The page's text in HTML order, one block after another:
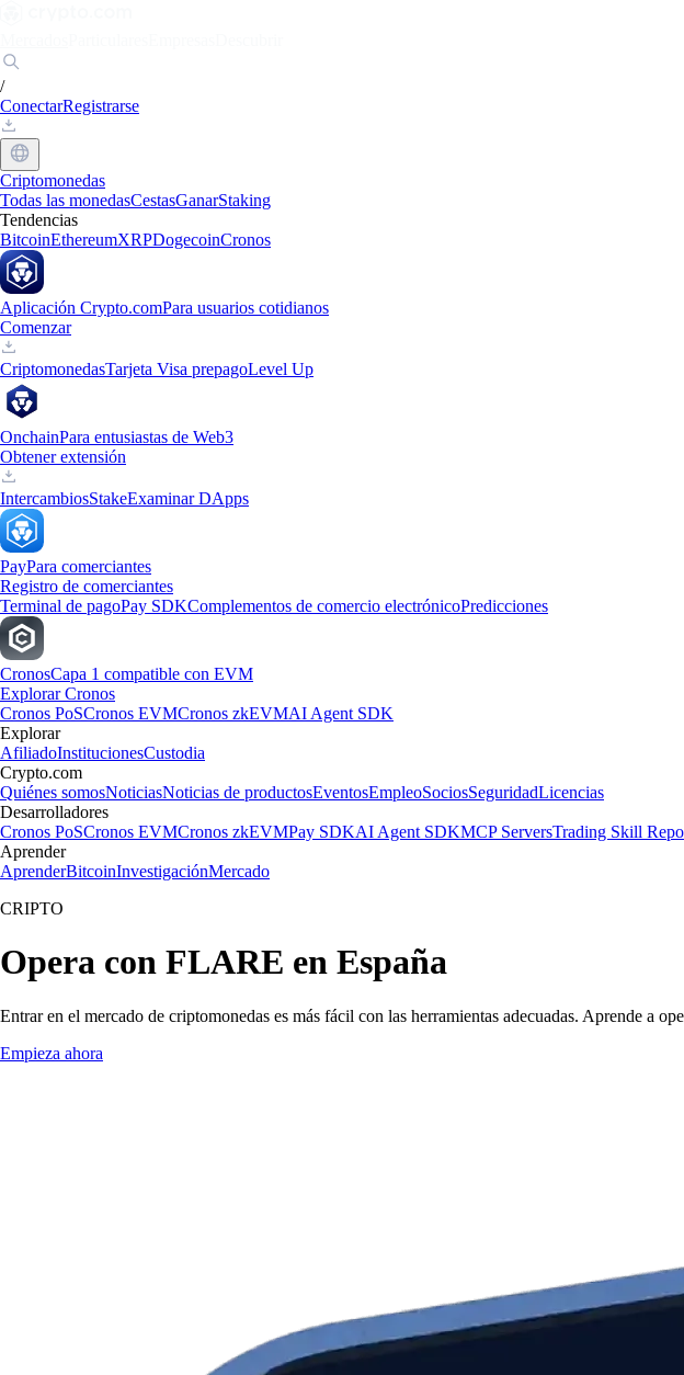
/
ConectarRegistrarse
Criptomonedas
Todas las monedasCestasGanarStaking
Tendencias
BitcoinEthereumXRPDogecoinCronos
Aplicación Crypto.comPara usuarios cotidianos
Comenzar
CriptomonedasTarjeta Visa prepagoLevel Up
OnchainPara entusiastas de Web3
Obtener extensión
IntercambiosStakeExaminar DApps
PayPara comerciantes
Registro de comerciantes
Terminal de pagoPay SDKComplementos de comercio electrónicoPredicciones
CronosCapa 1 compatible con EVM
Explorar Cronos
Cronos PoSCronos EVMCronos zkEVMAI Agent SDK
Explorar
AfiliadoInstitucionesCustodia
Crypto.com
Quiénes somosNoticiasNoticias de productosEventosEmpleoSociosSeguridadLicencias
Desarrolladores
Cronos PoSCronos EVMCronos zkEVMPay SDKAI Agent SDKMCP ServersTrading Skill Repo
Aprender
AprenderBitcoinInvestigaciónMercado
CRIPTO
Opera con FLARE en España
Entrar en el mercado de criptomonedas es más fácil con las herramientas adecuadas. Aprende a
Empieza ahora